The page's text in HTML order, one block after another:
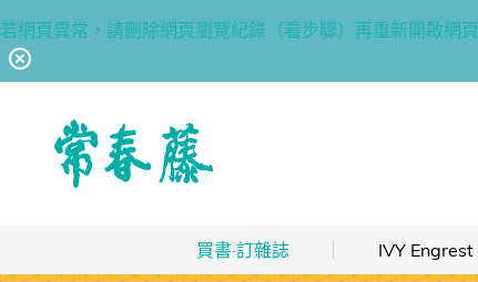
若網頁異常，請刪除網頁瀏覽紀錄（看步驟）再重新開啟網
買書·訂雜誌 IVY Engrest